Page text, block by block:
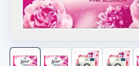
Další fotografie